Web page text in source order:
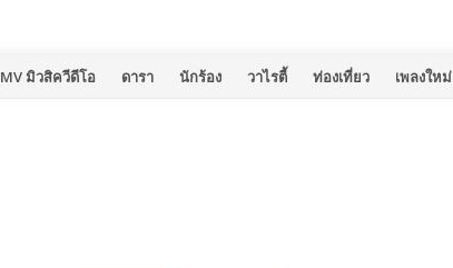
MV มิวสิควีดีโอ ดารา นักร้อง วาไรตี้ ท่องเที่ยว เพลงใหม่